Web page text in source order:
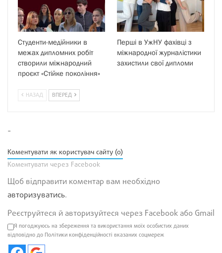
Студенти-медійники в
межах дипломних робіт
створили міжнародний
проєкт «Стійке покоління»
Перші в УжНУ фахівці з
міжнародної журналістики
захистили свої дипломи
НАЗАД ВПЕРЕД
-
Коментувати як користувач сайту (0)
Коментувати через Facebook
Щоб відправити коментар вам необхідно
авторизуватись.
Реєструйтеся й авторизуйтеся через Facebook або Gmail
Я погоджуюсь на збереження та використання моїх особистих даних
відповідно до Політики конфіденційності вказаних соцмереж